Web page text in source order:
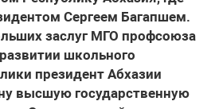
Сергеем Багапшем.
заслуг МГО профсоюза
школьного
президент Абхазии
высшую государственную